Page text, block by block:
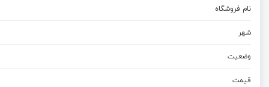
نام فروشگاه
شهر
وضعیت
قیمت